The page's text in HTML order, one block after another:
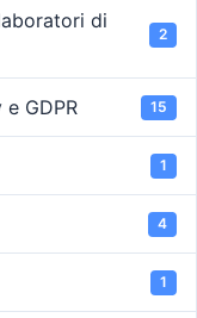
di
2
GDPR 15
1
4
1